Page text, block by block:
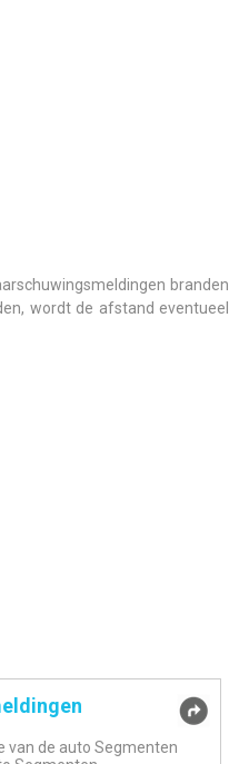
branden
wordt de afstand eventueel
van de auto Segmenten